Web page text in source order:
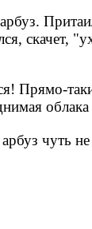
скачет,
Прямо-
чуть